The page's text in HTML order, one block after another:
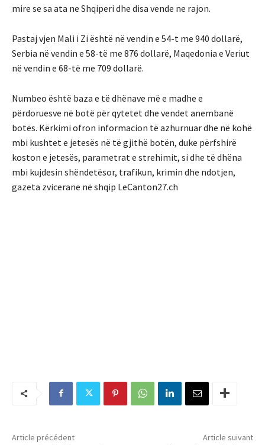
mire se sa ata ne Shqiperi dhe disa vende ne rajon.
Pastaj vjen Mali i Zi është në vendin e 54-t me 940 dollarë,
Serbia në vendin e 58-të me 876 dollarë, Maqedonia e Veriut
në vendin e 68-të me 709 dollarë.
Numbeo është baza e të dhënave më e madhe e
përdoruesve në botë për qytetet dhe vendet anembanë
botës. Kërkimi ofron informacion të azhurnuar dhe në kohë
mbi kushtet e jetesës në të gjithë botën, duke përfshirë
koston e jetesës, parametrat e strehimit, si dhe të dhëna
mbi kujdesin shëndetësor, trafikun, krimin dhe ndotjen,
gazeta zvicerane në shqip LeCanton27.ch
Article précédent Article suivant